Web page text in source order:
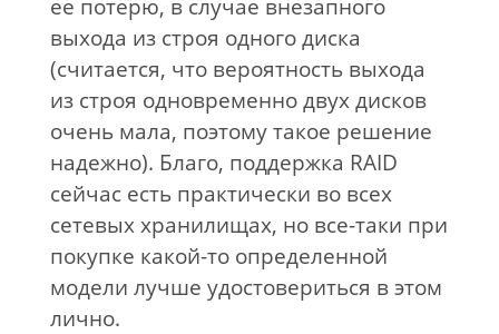
ее потерю, в случае внезапного
выхода из строя одного диска
(считается, что вероятность выхода
из строя одновременно двух дисков
очень мала, поэтому такое решение
надежно). Благо, поддержка RAID
сейчас есть практически во всех
сетевых хранилищах, но все-таки при
покупке какой-то определенной
модели лучше удостовериться в этом
лично.